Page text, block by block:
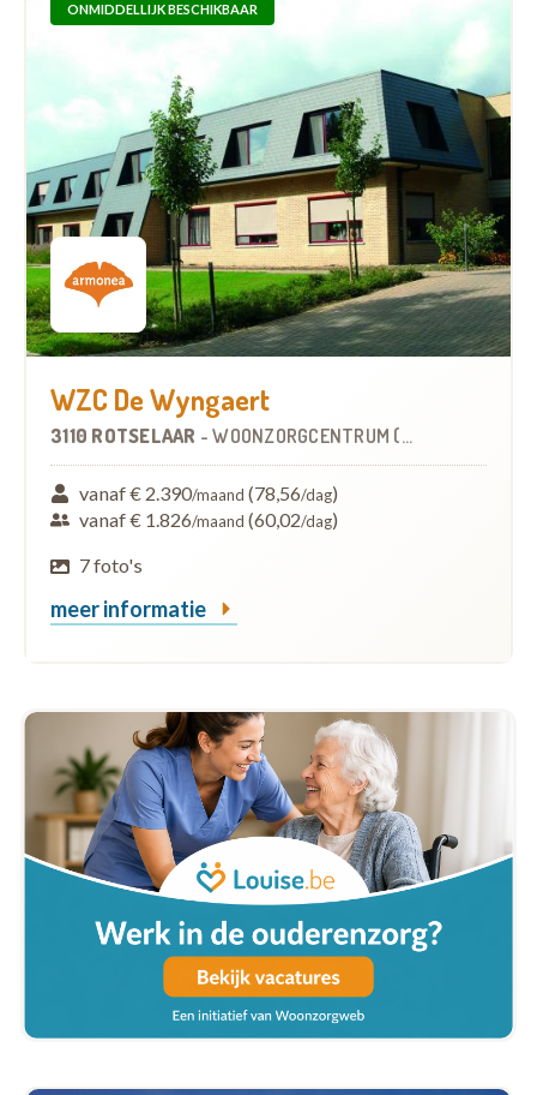
ONMIDDELLIJK BESCHIKBAAR
WZC De Wyngaert
3110 ROTSELAAR -WOONZORGCENTRUM (WZC)
vanaf € 2.390/maand (78,56/dag)
vanaf € 1.826/maand (60,02/dag)
7 foto's
meer informatie